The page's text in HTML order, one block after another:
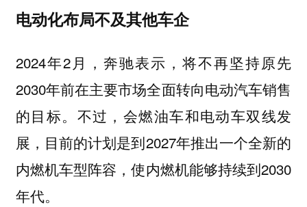
电动化布局不及其他车企
2024年2月，奔驰表示，将不再坚持原先
2030年前在主要市场全面转向电动汽车销售
的目标。不过，会燃油车和电动车双线发
展，目前的计划是到2027年推出一个全新的
内燃机车型阵容，使内燃机能够持续到2030
年代。